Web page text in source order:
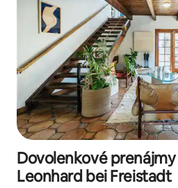
Dovolenkové
Leonhard bei Freistadt